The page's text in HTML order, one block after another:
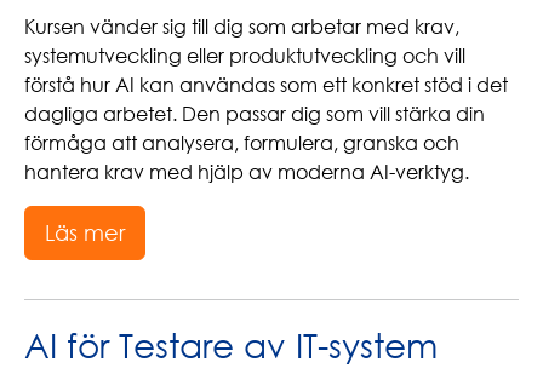
Kursen vänder sig till dig som arbetar med krav,
systemutveckling eller produktutveckling och vill
förstå hur AI kan användas som ett konkret stöd i det
dagliga arbetet. Den passar dig som vill stärka din
förmåga att analysera, formulera, granska och
hantera krav med hjälp av moderna AI-verktyg.
Läs mer
AI för Testare av IT-system